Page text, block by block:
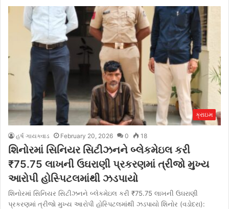
ક્રાઇમ
હર્ષ ગાયક્વાડ February 20, 2026 0 18
શિનોરમાં સિનિયર સિટીઝનને બ્લેકમેઇલ કરી
₹75.75 લાખની ઉઘરાણી પ્રકરણમાં ત્રીજો મુખ્ય
આરોપી હોસ્પિટલમાંથી ઝડપાયો
શિનોરમાં સિનિયર સિટીઝનને બ્લેકમેઇલ કરી ₹75.75 લાખની ઉઘરાણી
પ્રકરણમાં ત્રીજો મુખ્ય આરોપી હોસ્પિટલમાંથી ઝડપાયો શિનોર (વડોદરા):